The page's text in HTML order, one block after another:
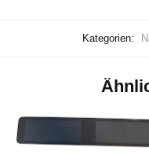
Kategorien: